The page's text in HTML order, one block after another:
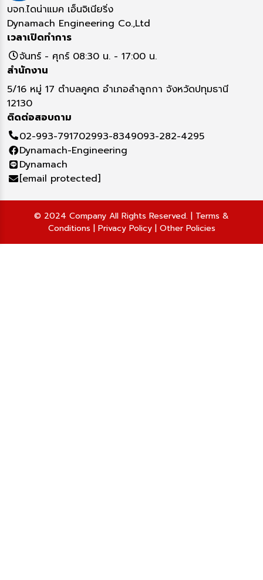
บจก.ไดน่าแมค เอ็นจิเนียริ่ง
Dynamach Engineering Co.,Ltd
เวลาเปิดทำการ
จันทร์ - ศุกร์ 08:30 น. - 17:00 น.
สำนักงาน
5/16 หมู่ 17 ตำบลคูคต อำเภอลำลูกกา จังหวัดปทุมธานี
12130
ติดต่อสอบถาม
02-993-791702993-8349093-282-4295
Dynamach-Engineering
Dynamach
[email protected]
© 2024 Company All Rights Reserved. | Terms &
Conditions | Privacy Policy | Other Policies